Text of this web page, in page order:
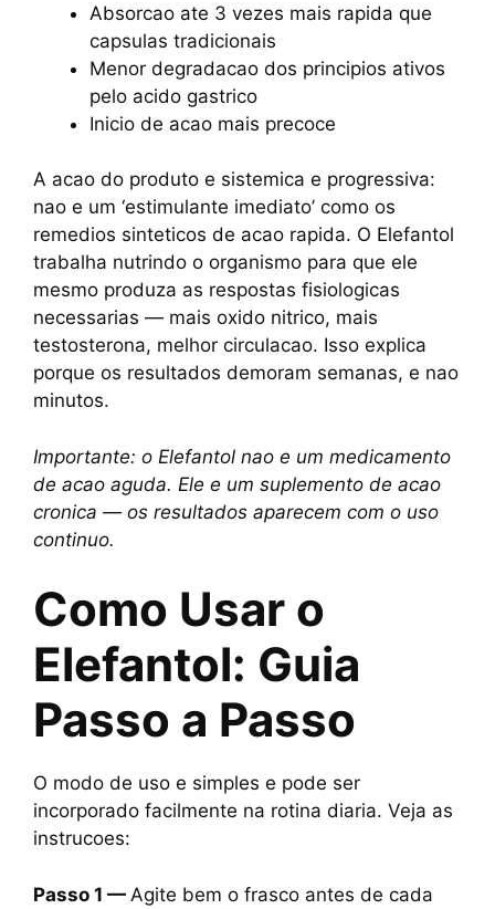
Absorcao ate 3 vezes mais rapida que
capsulas tradicionais
Menor degradacao dos principios ativos
pelo acido gastrico
Inicio de acao mais precoce
A acao do produto e sistemica e progressiva:
nao e um ‘estimulante imediato’ como os
remedios sinteticos de acao rapida. O Elefantol
trabalha nutrindo o organismo para que ele
mesmo produza as respostas fisiologicas
necessarias — mais oxido nitrico, mais
testosterona, melhor circulacao. Isso explica
porque os resultados demoram semanas, e nao
minutos.
Importante: o Elefantol nao e um medicamento
de acao aguda. Ele e um suplemento de acao
cronica — os resultados aparecem com o uso
continuo.
Como Usar o
Elefantol: Guia
Passo a Passo
O modo de uso e simples e pode ser
incorporado facilmente na rotina diaria. Veja as
instrucoes:
Passo 1 — Agite bem o frasco antes de cada